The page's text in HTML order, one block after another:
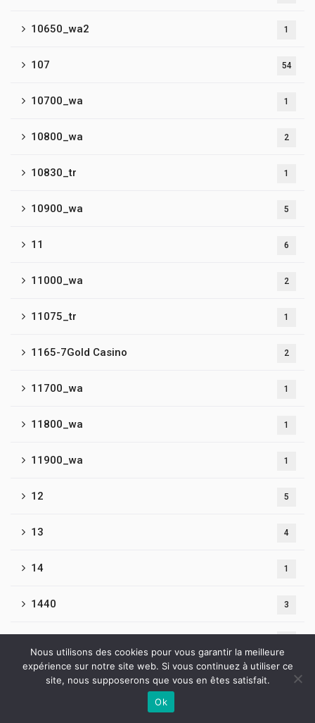
10650_wa2 1
107 54
10700_wa 1
10800_wa 2
10830_tr 1
10900_wa 5
11 6
11000_wa 2
11075_tr 1
1165-7Gold Casino 2
11700_wa 1
11800_wa 1
11900_wa 1
12 5
13 4
14 1
1440 3
16
Nous utilisons des cookies pour vous garantir la meilleure
expérience sur notre site web. Si vous continuez à utiliser ce
site, nous supposerons que vous en êtes satisfait.
Ok